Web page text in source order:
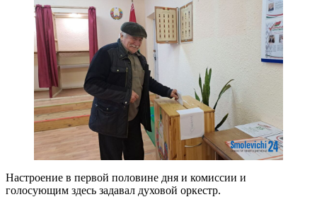
Настроение в первой половине дня и комиссии и
голосующим здесь задавал духовой оркестр.